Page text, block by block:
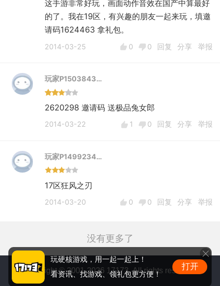
这手游非常好玩，画面动作音效在国产中算最好
的了。我在19区，有兴趣的朋友一起来玩，填邀
请码1624463 拿礼包。
2014-03-25 0 0 回复 分享 举报
玩家P1503843…
2620298 邀请码 送极品兔女郎
2014-03-22 1 0 回复 分享 举报
玩家P1499234…
17区狂风之刃
2014-03-20 0 0 回复 分享 举报
没有更多了
Copyright © 2001-2026 17173. All rights reserved.
玩硬核游戏，用一起一起上！
看资讯、找游戏、领礼包更方便！
打开